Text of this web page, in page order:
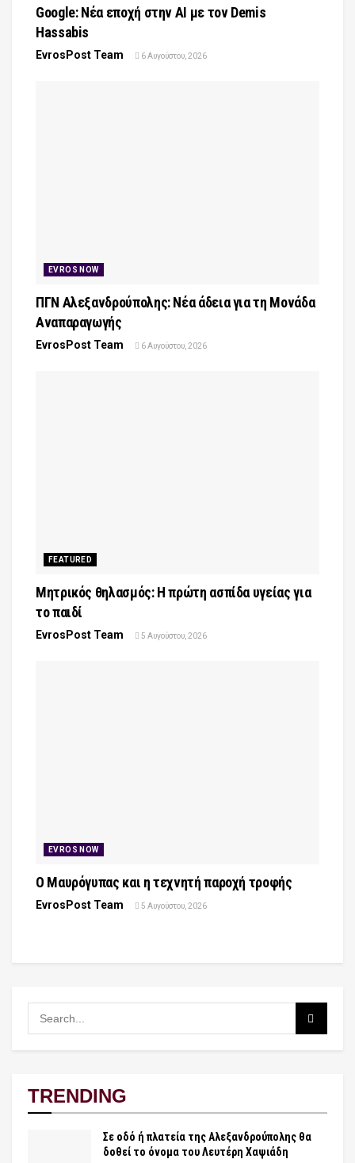
Google: Νέα εποχή στην AI με τον Demis
Hassabis
EvrosPost Team 6 Αυγούστου, 2026
EVROS NOW
ΠΓΝ Αλεξανδρούπολης: Νέα άδεια για τη Μονάδα
Αναπαραγωγής
EvrosPost Team 6 Αυγούστου, 2026
FEATURED
Μητρικός θηλασμός: Η πρώτη ασπίδα υγείας για
το παιδί
EvrosPost Team 5 Αυγούστου, 2026
EVROS NOW
Ο Μαυρόγυπας και η τεχνητή παροχή τροφής
EvrosPost Team 5 Αυγούστου, 2026
TRENDING
Σε οδό ή πλατεία της Αλεξανδρούπολης θα
δοθεί το όνομα του Λευτέρη Χαψιάδη